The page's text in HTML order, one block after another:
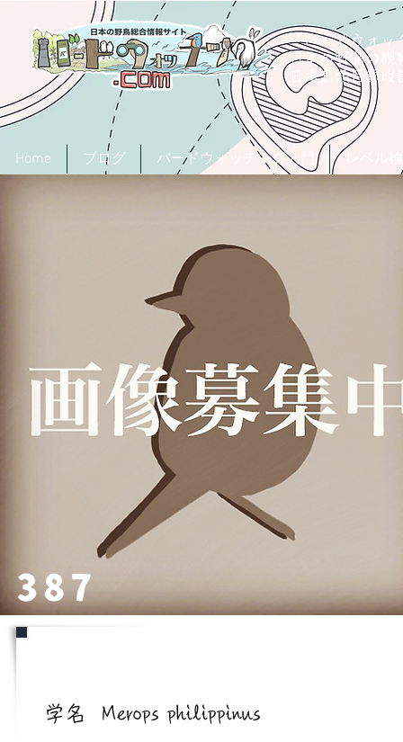
「バードウォッ
日本の野鳥の観
日本鳥類目録
Home ブログ バードウォッチング入門
387
学名 Merops philippinus